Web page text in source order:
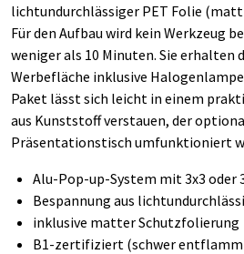
lichtundurchlässiger PET Folie
Für den Aufbau wird kein Werkzeug
weniger als 10 Minuten. Sie erhalten
Werbefläche inklusive
Paket lässt sich leicht in einem
aus Kunststoff verstauen, der
Präsentationstisch umfunktioniert
Alu-Pop-up-System mit 3x3 oder
Bespannung aus
inklusive matter Schutzfolierung
B1-zertifiziert (schwer